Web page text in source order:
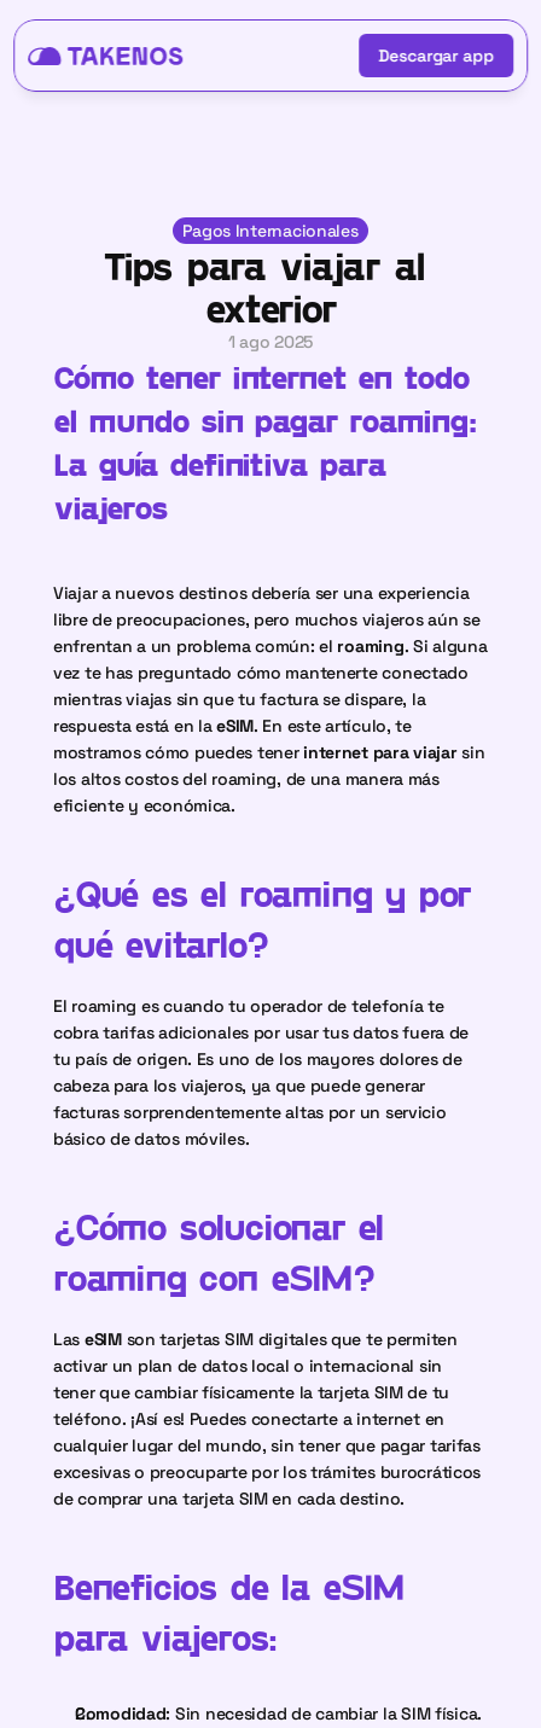
Descargar app
Descargar app
Pagos Internacionales
Tips para viajar al
exterior
1 ago 2025
Cómo tener internet en todo
el mundo sin pagar roaming:
La guía definitiva para
viajeros
Viajar a nuevos destinos debería ser una experiencia
libre de preocupaciones, pero muchos viajeros aún se
enfrentan a un problema común: el roaming. Si alguna
vez te has preguntado cómo mantenerte conectado
mientras viajas sin que tu factura se dispare, la
respuesta está en la eSIM. En este artículo, te
mostramos cómo puedes tener internet para viajar sin
los altos costos del roaming, de una manera más
eficiente y económica.
¿Qué es el roaming y por
qué evitarlo?
El roaming es cuando tu operador de telefonía te
cobra tarifas adicionales por usar tus datos fuera de
tu país de origen. Es uno de los mayores dolores de
cabeza para los viajeros, ya que puede generar
facturas sorprendentemente altas por un servicio
básico de datos móviles.
¿Cómo solucionar el
roaming con eSIM?
Las eSIM son tarjetas SIM digitales que te permiten
activar un plan de datos local o internacional sin
tener que cambiar físicamente la tarjeta SIM de tu
teléfono. ¡Así es! Puedes conectarte a internet en
cualquier lugar del mundo, sin tener que pagar tarifas
excesivas o preocuparte por los trámites burocráticos
de comprar una tarjeta SIM en cada destino.
Beneficios de la eSIM
para viajeros:
Comodidad: Sin necesidad de cambiar la SIM física.